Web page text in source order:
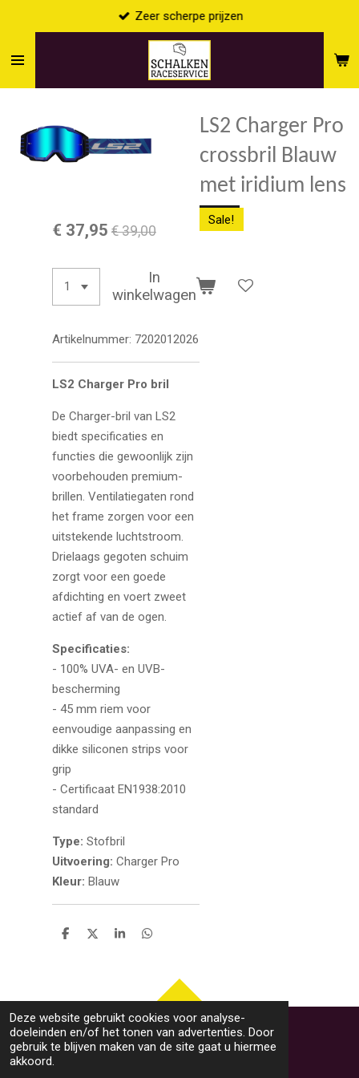
Deze website gebruikt cookies voor analyse-
doeleinden en/of het tonen van advertenties. Door
gebruik te blijven maken van de site gaat u hiermee
akkoord.
naar
Zeer scherpe prijzen
LS2 Charger Pro
crossbril Blauw
met iridium lens
Sale!
€ 37,95 € 39,00
In
winkelwagen
Artikelnummer: 7202012026
LS2 Charger Pro bril
De Charger-bril van LS2
biedt specificaties en
functies die gewoonlijk zijn
voorbehouden premium-
brillen. Ventilatiegaten rond
het frame zorgen voor een
uitstekende luchtstroom.
Drielaags gegoten schuim
zorgt voor een goede
afdichting en voert zweet
actief af van de ogen.
Specificaties:
- 100% UVA- en UVB-
bescherming
- 45 mm riem voor
eenvoudige aanpassing en
dikke siliconen strips voor
grip
- Certificaat EN1938:2010
standard
Type: Stofbril
Uitvoering: Charger Pro
Kleur: Blauw
D
D
S
D
Algemene voorwaarden